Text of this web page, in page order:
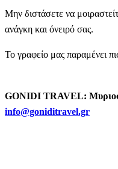
Μην διστάσετε να
ανάγκη και όνειρό σας.
Το γραφείο μας παραμένει
GONIDI TRAVEL:
info@goniditravel.gr